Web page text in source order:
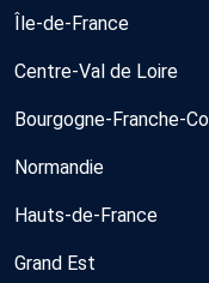
Île-de-France
Centre-Val de Loire
Bourgogne-Franche-
Normandie
Hauts-de-France
Grand Est